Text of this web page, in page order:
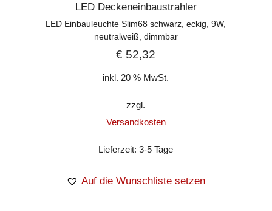
LED Deckeneinbaustrahler
LED Einbauleuchte Slim68 schwarz, eckig, 9W,
neutralweiß, dimmbar
€ 52,32
inkl. 20 % MwSt.
zzgl.
Versandkosten
Lieferzeit:3-5 Tage
Auf die Wunschliste setzen